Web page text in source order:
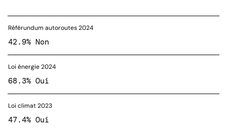
Référundum autoroutes 2024
42.9% Non
Loi énergie 2024
68.3% Oui
Loi climat 2023
47.4% Oui